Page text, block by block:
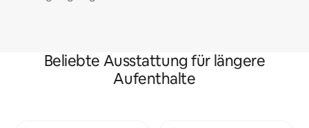
Beliebte Ausstattung für längere
Aufenthalte